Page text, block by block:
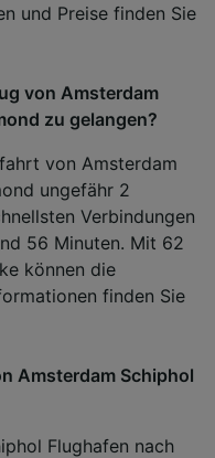
und Preise finden Sie
von Amsterdam
zu gelangen?
von Amsterdam
ungefähr 2
Verbindungen
56 Minuten. Mit 62
können die
finden Sie
Amsterdam Schiphol
Flughafen nach